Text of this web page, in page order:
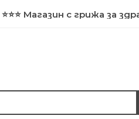
с грижа за здравето и